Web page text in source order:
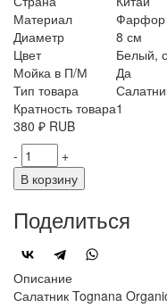
Материал
Фарфор
Диаметр
8 см
Цвет
Белый,
Мойка в П/М
Да
Тип товара
Кратность товара1
380 ₽ RUB
-
+
В корзину
Поделиться
Описание
Салатник Tognana